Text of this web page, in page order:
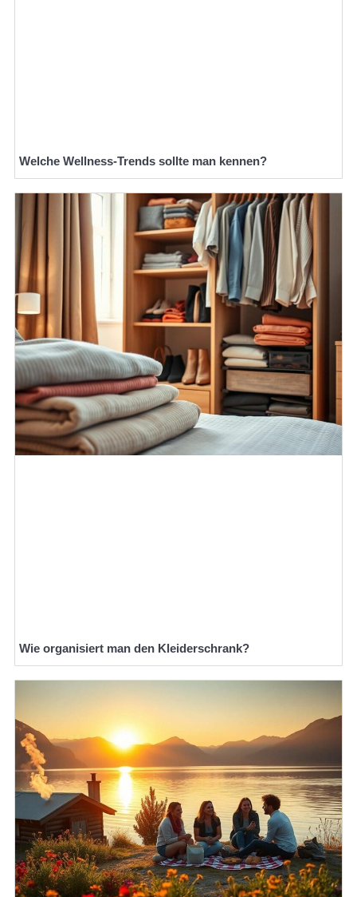
Welche Wellness-Trends sollte man kennen?
Wie organisiert man den Kleiderschrank?